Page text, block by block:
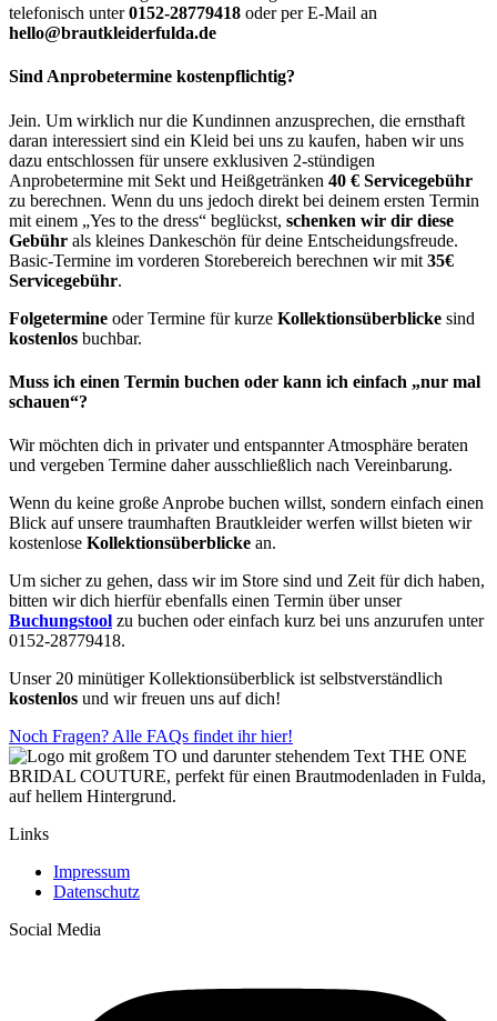
telefonisch unter0152-28779418 oder per E-Mail an
hello@brautkleiderfulda.de
Sind Anprobetermine kostenpflichtig?
Jein. Um wirklich nur die Kundinnen anzusprechen, die ernsthaft
daran interessiert sind ein Kleid bei uns zu kaufen, haben wir uns
dazu entschlossen für unsere exklusiven 2-stündigen
Anprobetermine mit Sekt und Heißgetränken 40 € Servicegebühr
zu berechnen. Wenn du uns jedoch direkt bei deinem ersten Termin
mit einem „Yes to the dress“ beglückst, schenken wir dir diese
Gebühr als kleines Dankeschön für deine Entscheidungsfreude.
Basic-Termine im vorderen Storebereich berechnen wir mit 35€
Servicegebühr.
Folgetermine oder Termine für kurze Kollektionsüberblicke sind
kostenlos buchbar.
Muss ich einen Termin buchen oder kann ich einfach „nur mal
schauen“?
Wir möchten dich in privater und entspannter Atmosphäre beraten
und vergeben Termine daher ausschließlich nach Vereinbarung.
Wenn du keine große Anprobe buchen willst, sondern einfach einen
Blick auf unsere traumhaften Brautkleider werfen willst bieten wir
kostenlose Kollektionsüberblicke an.
Um sicher zu gehen, dass wir im Store sind und Zeit für dich haben,
bitten wir dich hierfür ebenfalls einen Termin über unser
Buchungstool zu buchen oder einfach kurz bei uns anzurufen unter
0152-28779418.
Unser 20 minütiger Kollektionsüberblick ist selbstverständlich
kostenlos und wir freuen uns auf dich!
Noch Fragen? Alle FAQs findet ihr hier!
Links
Impressum
Datenschutz
Social Media